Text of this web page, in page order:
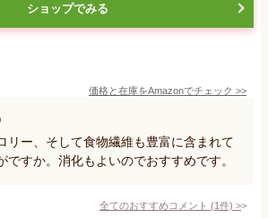
ショップでみる
価格と在庫をAmazonでチェック >>
リー、そして食物繊維も豊富に含まれて
ですか。消化もよいのでおすすめです。
全てのおすすめコメント (1件) >